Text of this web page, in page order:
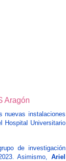
Aragón
nuevas instalaciones
Hospital Universitario
de investigación
Asimismo, Ariel